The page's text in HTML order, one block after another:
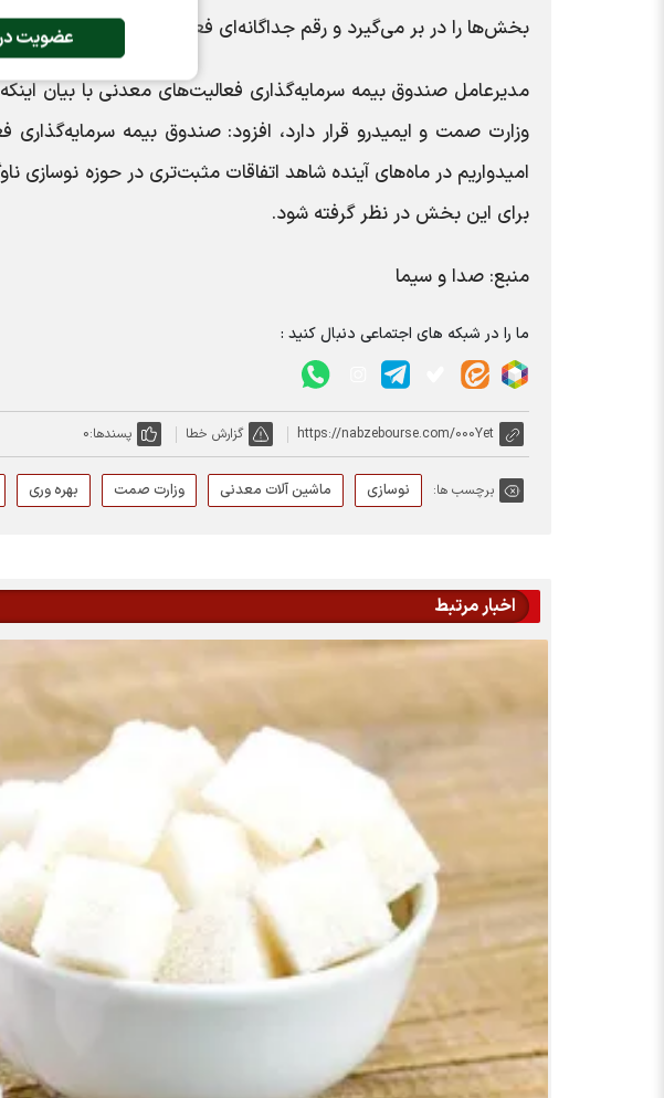
عضویت دربخش‌ها را در بر می‌گیرد و رقم جداگانه‌ای فعلا برای ماشین‌آلات
مدیرعامل صندوق بیمه سرمایه‌گذاری فعالیت‌های معدنی با بیان
وزارت صمت و ایمیدرو قرار دارد، افزود: صندوق بیمه
امیدواریم در ماه‌های آینده شاهد اتفاقات مثبت‌تری در حوزه نوسازی
برای این بخش در نظر گرفته شود.
منبع: صدا و سیما
ما را در شبکه های اجتماعی دنبال کنید :
https://nabzebourse.com/000Yet گزارش خطا پسندها:0
برچسب ها: نوسازی ماشین آلات معدنی وزارت صمت بهره وری
اخبار مرتبط